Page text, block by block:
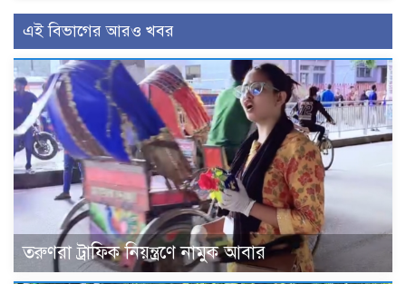
এই বিভাগের আরও খবর
তরুণরা ট্রাফিক নিয়ন্ত্রণে নামুক আবার